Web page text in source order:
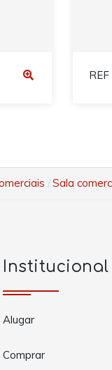
Sala
Institucional
Alugar
Comprar